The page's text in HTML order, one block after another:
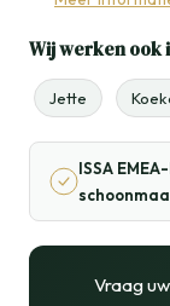
Wij werken ook
Jette
ISSA
Vraag